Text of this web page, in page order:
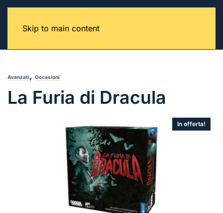
Skip to main content
Avanzati, Occasioni
La Furia di Dracula
In offerta!